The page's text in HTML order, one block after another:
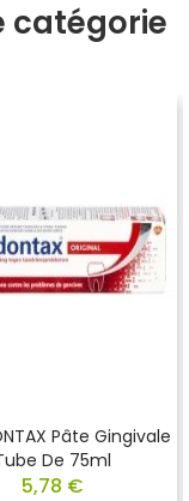
catégorie
Pâte Gingivale
De 75ml
5,78 €